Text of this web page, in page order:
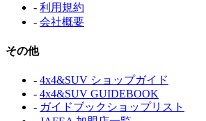
- 利用規約
- 会社概要
その他
- 4x4&SUV ショップガイド
- 4x4&SUV GUIDEBOOK
- ガイドブックショップリスト